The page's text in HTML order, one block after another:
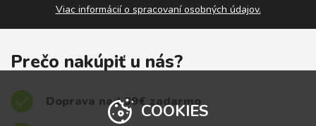
Viac informácií o spracovaní osobných údajov.
Prečo nakúpiť u nás?
Doprava nad 39€ zadarmo
COOKIES